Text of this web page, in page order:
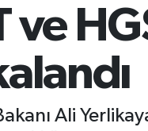
ve
Ali